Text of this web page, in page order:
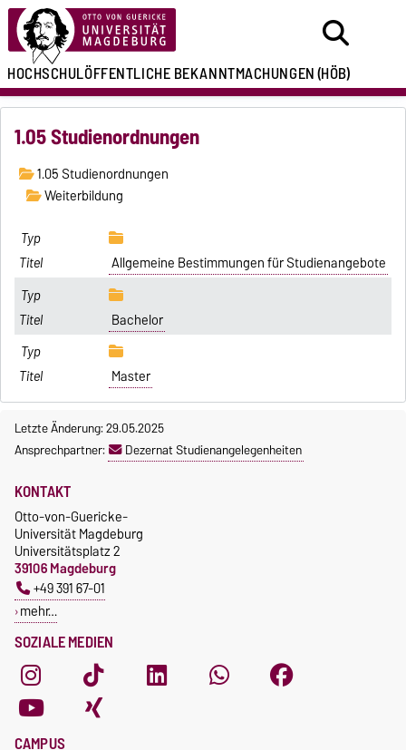
HOCHSCHULÖFFENTLICHEBEKANNTMACHUNGEN(HÖB)
1.05 Studienordnungen
1.05 Studienordnungen
Weiterbildung
Allgemeine Bestimmungen für Studienangebote
Bachelor
Master
Letzte Änderung: 29.05.2025
Ansprechpartner:
Dezernat Studienangelegenheiten
SOZIALE MEDIEN
KONTAKT
Otto-von-Guericke-
Universität Magdeburg
Universitätsplatz 2
39106 Magdeburg
+49 391 67-01
mehr…
CAMPUS